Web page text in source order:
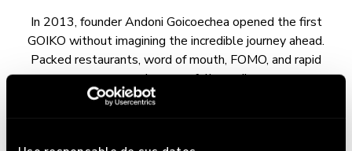
In 2013, founder Andoni Goicoechea opened the first
GOIKO without imagining the incredible journey ahead.
Packed restaurants, word of mouth, FOMO, and rapid
expansion soon followed!
In 2018, this overwhelming success caught the